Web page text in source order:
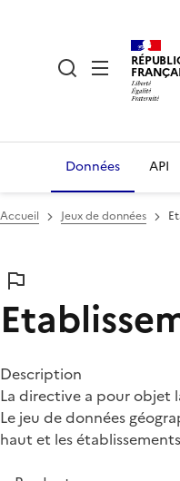
Données API
Accueil Jeux de données
Description
La directive a pour objet
Le jeu de données
haut et les